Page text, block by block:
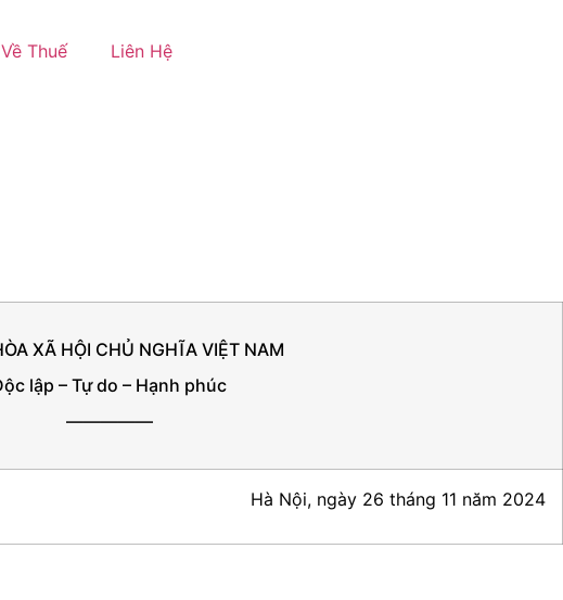
Thuế Liên Hệ
XÃ HỘI CHỦ NGHĨA VIỆT NAM
lập – Tự do – Hạnh phúc
—————
Hà Nội, ngày 26 tháng 11 năm 2024